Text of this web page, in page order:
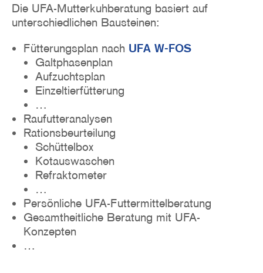
Die UFA-Mutterkuhberatung basiert auf
unterschiedlichen Bausteinen:
Fütterungsplan nach UFA W-FOS
Galtphasenplan
Aufzuchtsplan
Einzeltierfütterung
…
Raufutteranalysen
Rationsbeurteilung
Schüttelbox
Kotauswaschen
Refraktometer
…
Persönliche UFA-Futtermittelberatung
Gesamtheitliche Beratung mit UFA-
Konzepten
…